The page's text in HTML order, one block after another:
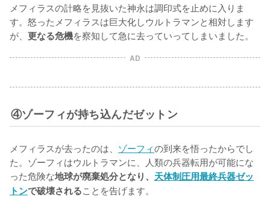
メフィラスの計略を見抜いた神永は調印式を止めに入りま
す。怒ったメフィラスは巨大化しウルトラマンと相対します
が、 更なる危機を察知して急に去っていってしまいました。
AD
④ゾーフィが持ち込んだゼットン
メフィラスが去ったのは、 ゾーフィの到来を悟ったからでし
た。ゾーフィはウルトラマンに、人類の兵器転用が可能にな
った危険な地球が廃棄処分となり、 天体制圧用最終兵器ゼッ
トンで破壊されることを告げます。